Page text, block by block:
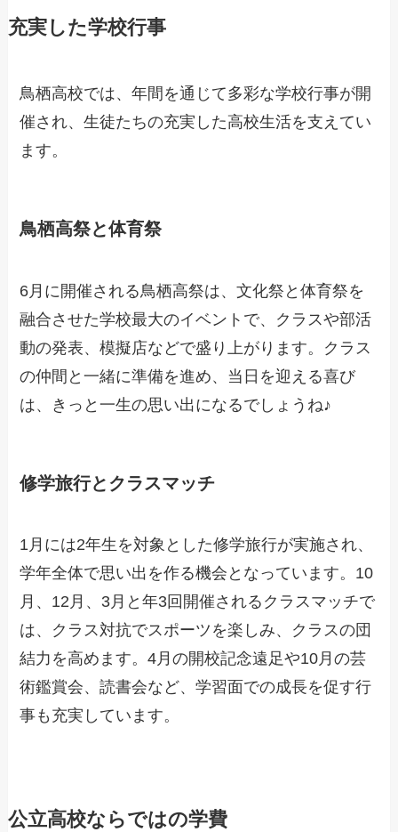
充実した学校行事
鳥栖高校では、年間を通じて多彩な学校行事が開
催され、生徒たちの充実した高校生活を支えてい
ます。
鳥栖高祭と体育祭
6月に開催される鳥栖高祭は、文化祭と体育祭を
融合させた学校最大のイベントで、クラスや部活
動の発表、模擬店などで盛り上がります。クラス
の仲間と一緒に準備を進め、当日を迎える喜び
は、きっと一生の思い出になるでしょうね♪
修学旅行とクラスマッチ
1月には2年生を対象とした修学旅行が実施され、
学年全体で思い出を作る機会となっています。10
月、12月、3月と年3回開催されるクラスマッチで
は、クラス対抗でスポーツを楽しみ、クラスの団
結力を高めます。4月の開校記念遠足や10月の芸
術鑑賞会、読書会など、学習面での成長を促す行
事も充実しています。
公立高校ならではの学費